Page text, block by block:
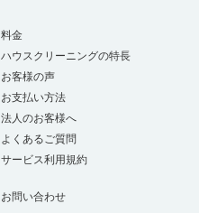
料金
ハウスクリーニングの特長
お客様の声
お支払い方法
法人のお客様へ
よくあるご質問
サービス利用規約
お問い合わせ